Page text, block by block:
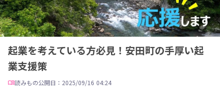
起業を考えている方必見！安田町の手厚い起
業支援策
読みもの公開日：2025/09/16 04:24